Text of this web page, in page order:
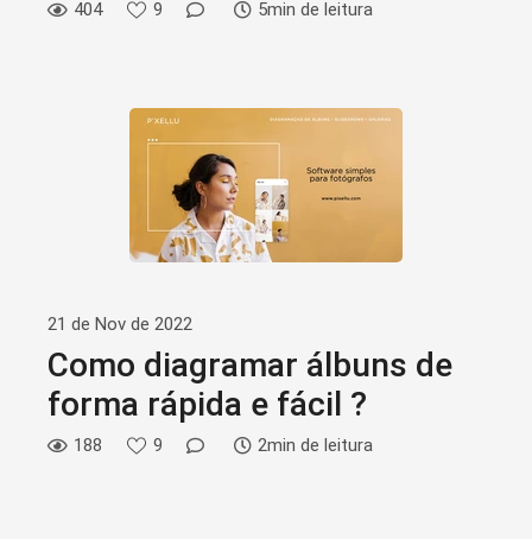
404 9 5min de leitura
21 de Nov de 2022
Como diagramar álbuns de
forma rápida e fácil ?
188 9 2min de leitura